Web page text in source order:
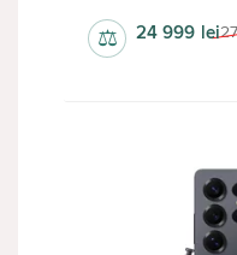
24 999 lei
⚖